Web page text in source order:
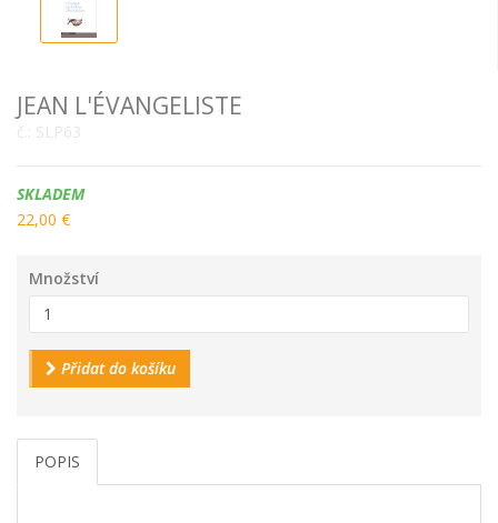
JEAN L'ÉVANGELISTE
č.: SLP63
Dostupnost:
SKLADEM
22,00 €
Množství
Přidat do košíku
POPIS